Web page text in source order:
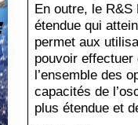
En outre, le R&S
étendue qui
permet aux
pouvoir
l’ensemble des
capacités de
plus étendue et